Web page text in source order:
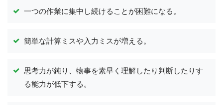
一つの作業に集中し続けることが困難になる。
簡単な計算ミスや入力ミスが増える。
思考力が鈍り、物事を素早く理解したり判断したりす
る能力が低下する。